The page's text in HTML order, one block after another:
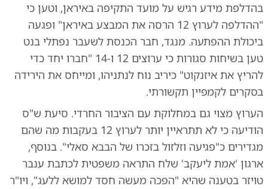
בהדלפת מידע רגיש על מועד התקיפה באיראן, וטען כי
"ההדלפה לערוץ 12 הרסה את המבצע באיראן" ופגעה
ביכולת ההפתעה. מנגד, חבר הכנסת לשעבר נפתלי בנט
טען בשיחות סגורות כי ערוצים 12 ו-14 "חברו יחד כדי
להריץ את איזנקוט" כיריב נוח לנתניהו, ומייחס את הירידה
בסקרים לקמפיין תקשורתי.
הערוץ מצוי גם במחלוקת עם הציבור החרדי. סיעת ש"ס
הודיעה כי לא תתראיין יותר לערוץ 12 בעקבות מה שהם
מגדירים כ"פגיעה וזלזול בזכרו של הבבא סאלי". בנוסף,
ארגון 'אמת ליעקב' שלח התראה משפטית לכתבת ענבר
טויזר בטענה שהיא "הפכה מעשה חסד למושא ללעג", ויו"ר